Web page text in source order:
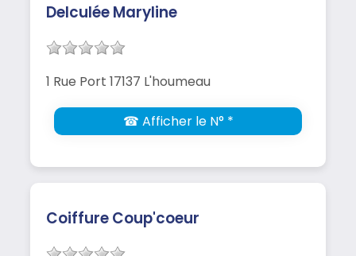
Delculée Maryline
1 Rue Port 17137 L'houmeau
☎ Afficher le N° *
Coiffure Coup'coeur